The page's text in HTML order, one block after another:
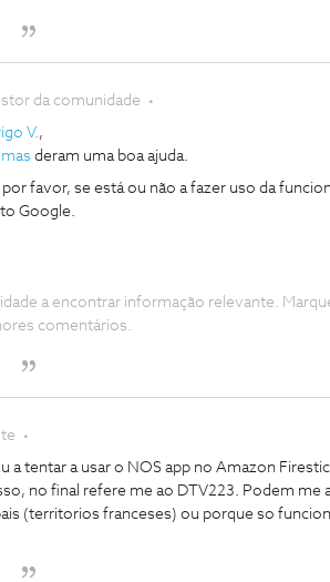
da comunidade
V.,
deram uma boa ajuda.
favor, se está ou não a fazer uso da
Google.
a encontrar informação relevante.
comentários.
a tentar a usar o NOS app no Amazon
no final refere me ao DTV223. Podem me
(territorios franceses) ou porque so